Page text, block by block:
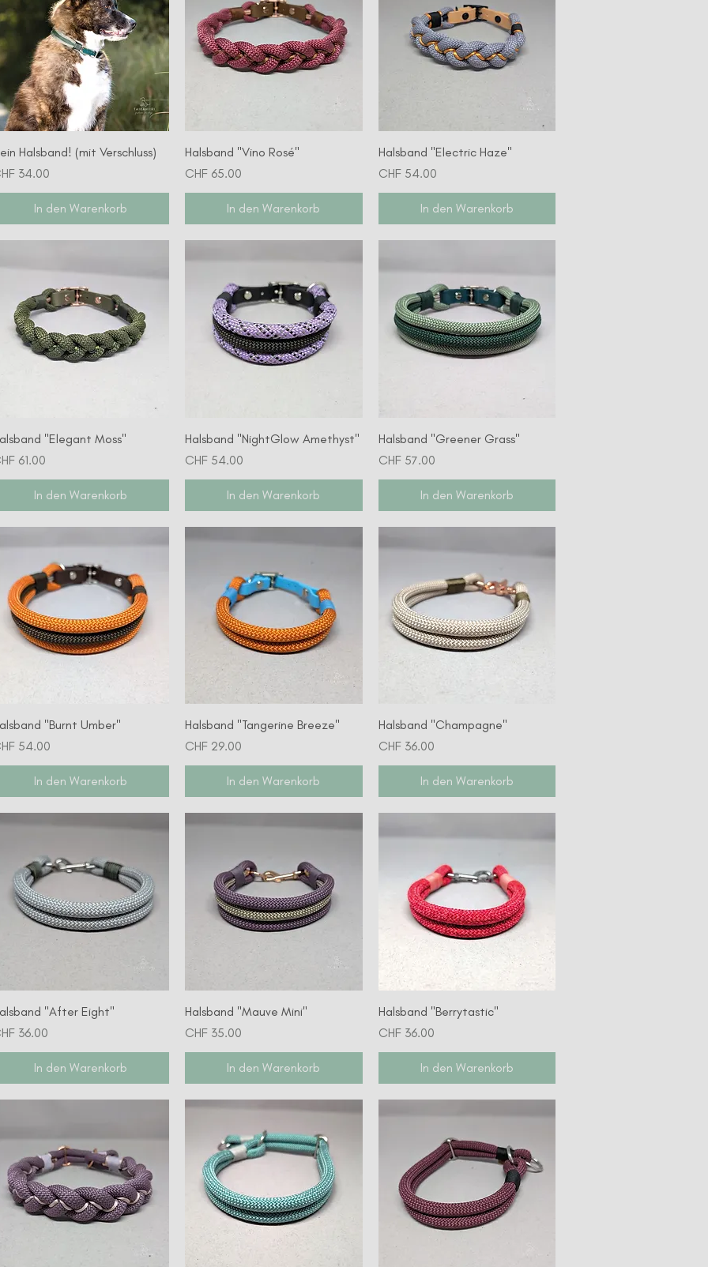
Schnellansicht
Halsband! (mit Verschluss)
34.00
In den Warenkorb
Schnellansicht
Halsband "Vino Rosé"
Preis
CHF 65.00
In den Warenkorb
Schnellansicht
Halsband "Electric Haze"
Preis
CHF 54.00
In den Warenkorb
Schnellansicht
"Elegant Moss"
61.00
In den Warenkorb
Schnellansicht
Halsband "NightGlow Amethyst"
Preis
CHF 54.00
In den Warenkorb
Schnellansicht
Halsband "Greener Grass"
Preis
CHF 57.00
In den Warenkorb
Schnellansicht
"Burnt Umber"
54.00
In den Warenkorb
Schnellansicht
Halsband "Tangerine Breeze"
Preis
CHF 29.00
In den Warenkorb
Schnellansicht
Halsband "Champagne"
Preis
CHF 36.00
In den Warenkorb
Schnellansicht
"After Eight"
36.00
In den Warenkorb
Schnellansicht
Halsband "Mauve Mini"
Preis
CHF 35.00
In den Warenkorb
Schnellansicht
Halsband "Berrytastic"
Preis
CHF 36.00
In den Warenkorb